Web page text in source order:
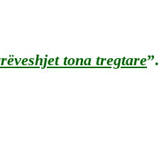
tona tregtare”.